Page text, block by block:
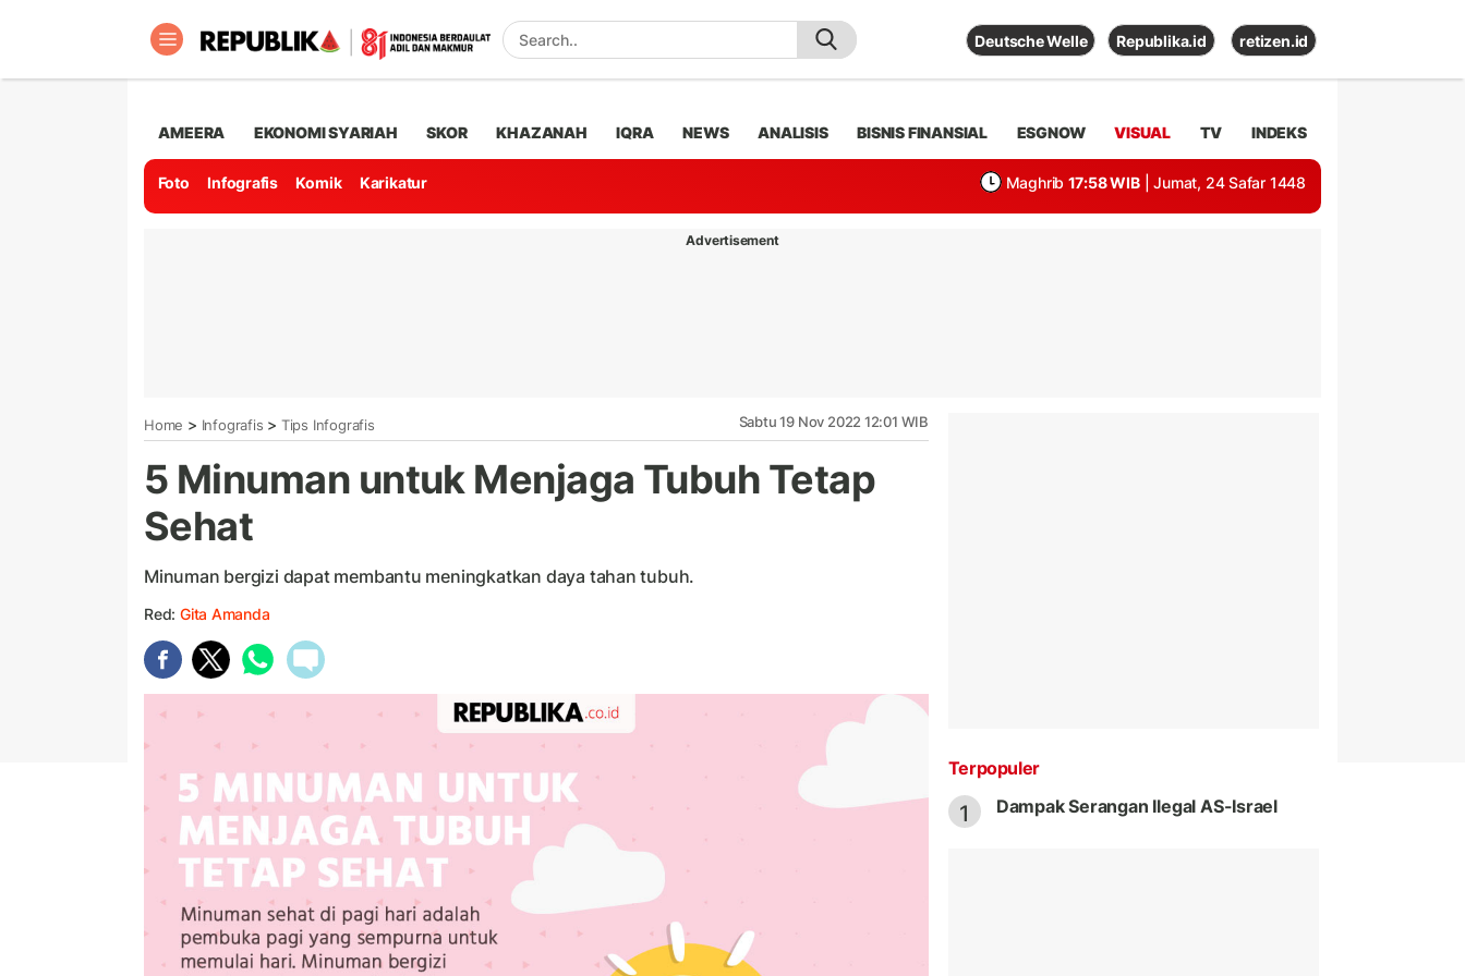
Deutsche Welle Republika.id retizen.id
AMEERA EKONOMI SYARIAH SKOR KHAZANAH IQRA NEWS ANALISIS BISNIS FINANSIAL ESGNOW VISUAL TV INDEKS
Foto Infografis Komik Karikatur Maghrib 17:58 WIB | Jumat, 24 Safar 1448
Advertisement
Home > Infografis > Tips Infografis Sabtu 19 Nov 2022 12:01 WIB
5 Minuman untuk Menjaga Tubuh Tetap
Sehat
Minuman bergizi dapat membantu meningkatkan daya tahan tubuh.
Red: Gita Amanda
Terpopuler
1 Dampak Serangan Ilegal AS-Israel